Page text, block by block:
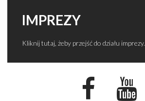
IMPREZY
Kliknij tutaj, żeby przejść do działu imprezy.